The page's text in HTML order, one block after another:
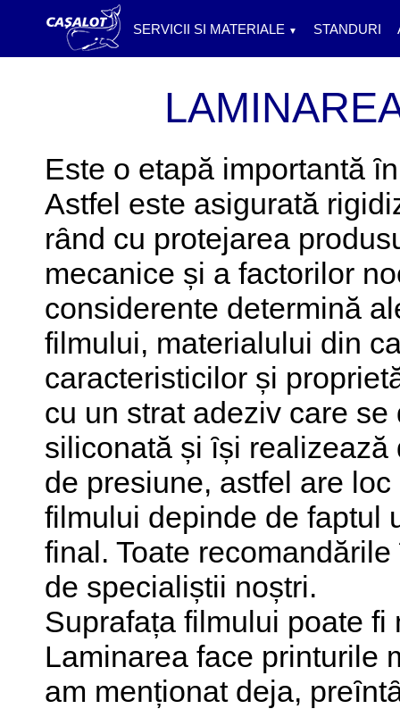
SERVICII SI MATERIALE ▼ STANDURI
Este o etapă importantă
Astfel este asigurată
rȃnd cu protejarea
mecanice și a factorilor
considerente determină
filmului, materialului din
caracteristicilor și
cu un strat adeziv care
siliconată și ȋși
de presiune, astfel are
filmului depinde de faptul
final. Toate
de specialiștii noștri.
Suprafața filmului poate fi
Laminarea face printurile
am menționat deja,